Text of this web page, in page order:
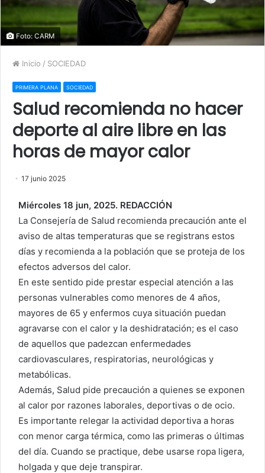
Foto: CARM
Inicio / SOCIEDAD
PRIMERA PLANA SOCIEDAD
Salud recomienda no hacer
deporte al aire libre en las
horas de mayor calor
17 junio 2025
Miércoles 18 jun, 2025. REDACCIÓN
La Consejería de Salud recomienda precaución ante el
aviso de altas temperaturas que se registrans estos
días y recomienda a la población que se proteja de los
efectos adversos del calor.
En este sentido pide prestar especial atención a las
personas vulnerables como menores de 4 años,
mayores de 65 y enfermos cuya situación puedan
agravarse con el calor y la deshidratación; es el caso
de aquellos que padezcan enfermedades
cardiovasculares, respiratorias, neurológicas y
metabólicas.
Además, Salud pide precaución a quienes se exponen
al calor por razones laborales, deportivas o de ocio.
Es importante relegar la actividad deportiva a horas
con menor carga térmica, como las primeras o últimas
del día. Cuando se practique, debe usarse ropa ligera,
holgada y que deje transpirar.